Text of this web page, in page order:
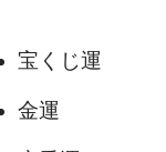
宝くじ運
金運